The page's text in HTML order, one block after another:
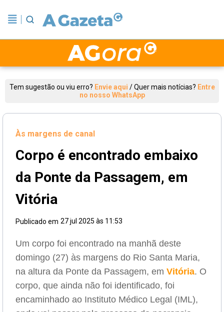
Tem sugestão ou viu erro? Envie aqui /Quer mais notícias? Entre
no nosso WhatsApp
Às margens de canal
Corpo é encontrado embaixo
da Ponte da Passagem, em
Vitória
Publicado em 27 jul 2025 às 11:53
Um corpo foi encontrado na manhã deste
domingo (27) às margens do Rio Santa Maria,
na altura da Ponte da Passagem, em Vitória. O
corpo, que ainda não foi identificado, foi
encaminhado ao Instituto Médico Legal (IML),